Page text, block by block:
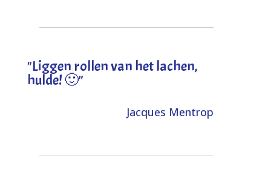
"Liggen rollen van het lachen,
hulde! 🙂"
Jacques Mentrop